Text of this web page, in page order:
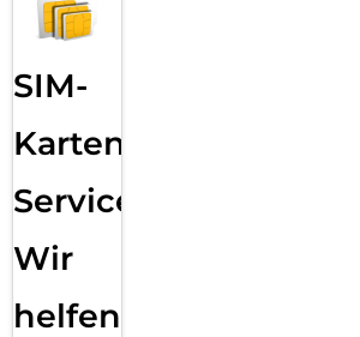
SIM-
Karten
Service:
Wir
helfen